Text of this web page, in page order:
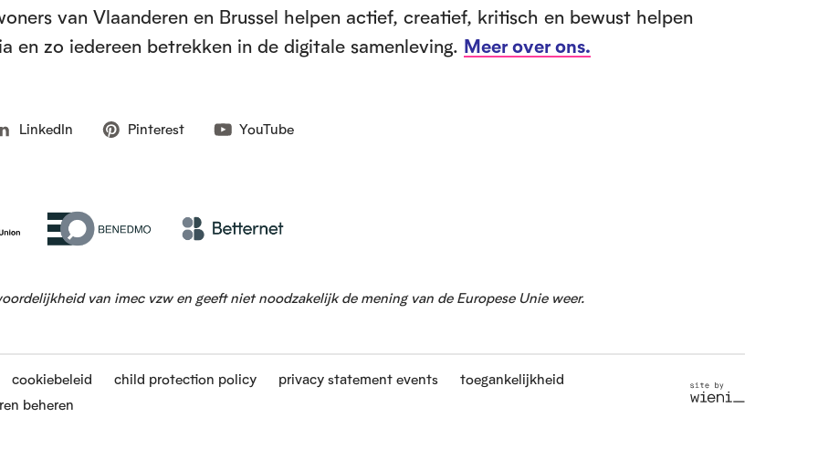
van Vlaanderen en Brussel helpen actief, creatief, kritisch en bewust helpen
en zo iedereen betrekken in de digitale samenleving. Meer over ons.
LinkedIn Pinterest YouTube
van imec vzw en geeft niet noodzakelijk de mening van de Europese Unie weer.
cookiebeleid child protection policy privacy statement events
toegankelijkheid
beheren
S